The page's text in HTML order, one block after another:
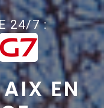
24/7 :
EN